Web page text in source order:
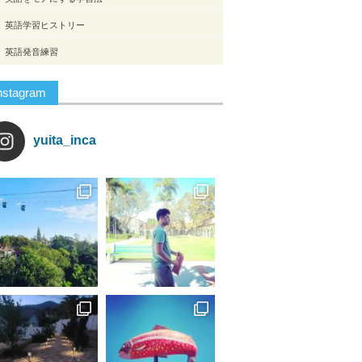
英語学習ヒストリー
英語発音練習
yuita_inca